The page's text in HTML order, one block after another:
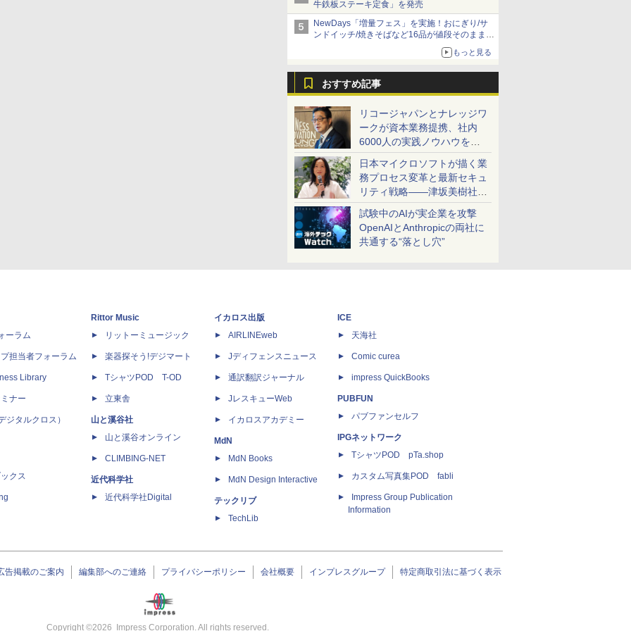
牛鉄板ステーキ定食」を発売
NewDays「増量フェス」を実施！おにぎり/サ
ンドイッチ/焼きそばなど16品が値段そのままで
もっと見る
おすすめ記事
リコージャパンとナレッジワ
ークが資本業務提携、社内
6000人の実践ノウハウを生
かした「AI商談記録 for
RICOH」を展開へ
日本マイクロソフトが描く業
務プロセス変革と最新セキュ
リティ戦略――津坂美樹社長
が2027年度戦略を説明
試験中のAIが実企業を攻撃
OpenAIとAnthropicの両社に
共通する“落とし穴”
ーラム
担当者フォーラム
Library
ナー
ジタルクロス）
クス
Rittor Music
リットーミュージック
楽器探そう!デジマート
TシャツPOD T-OD
立東舎
山と溪谷社
山と溪谷オンライン
CLIMBING-NET
近代科学社
近代科学社Digital
イカロス出版
AIRLINEweb
Jディフェンスニュース
通訳翻訳ジャーナル
JレスキューWeb
イカロスアカデミー
MdN
MdN Books
MdN Design Interactive
テックリブ
TechLib
ICE
天海社
Comic curea
impress QuickBooks
PUBFUN
パブファンセルフ
IPGネットワーク
TシャツPOD pTa.shop
カスタム写真集POD fabli
Impress Group Publication
Information
告掲載のご案内 編集部へのご連絡 プライバシーポリシー 会社概要 インプレスグループ 特定商取引法に基づく表示
Copyright ©2026 Impress Corporation. All rights reserved.